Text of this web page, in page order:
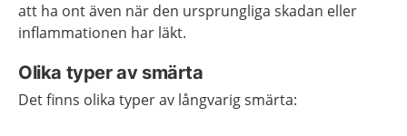
att ha ont även när den ursprungliga skadan eller
inflammationen har läkt.
Olika typer av smärta
Det finns olika typer av långvarig smärta: